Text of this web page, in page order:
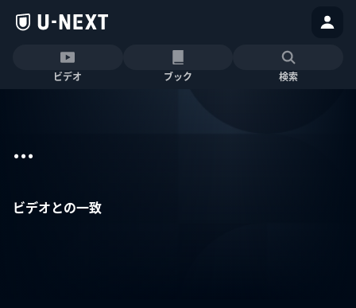
ビデオ ブック 検索
...
ビデオとの一致